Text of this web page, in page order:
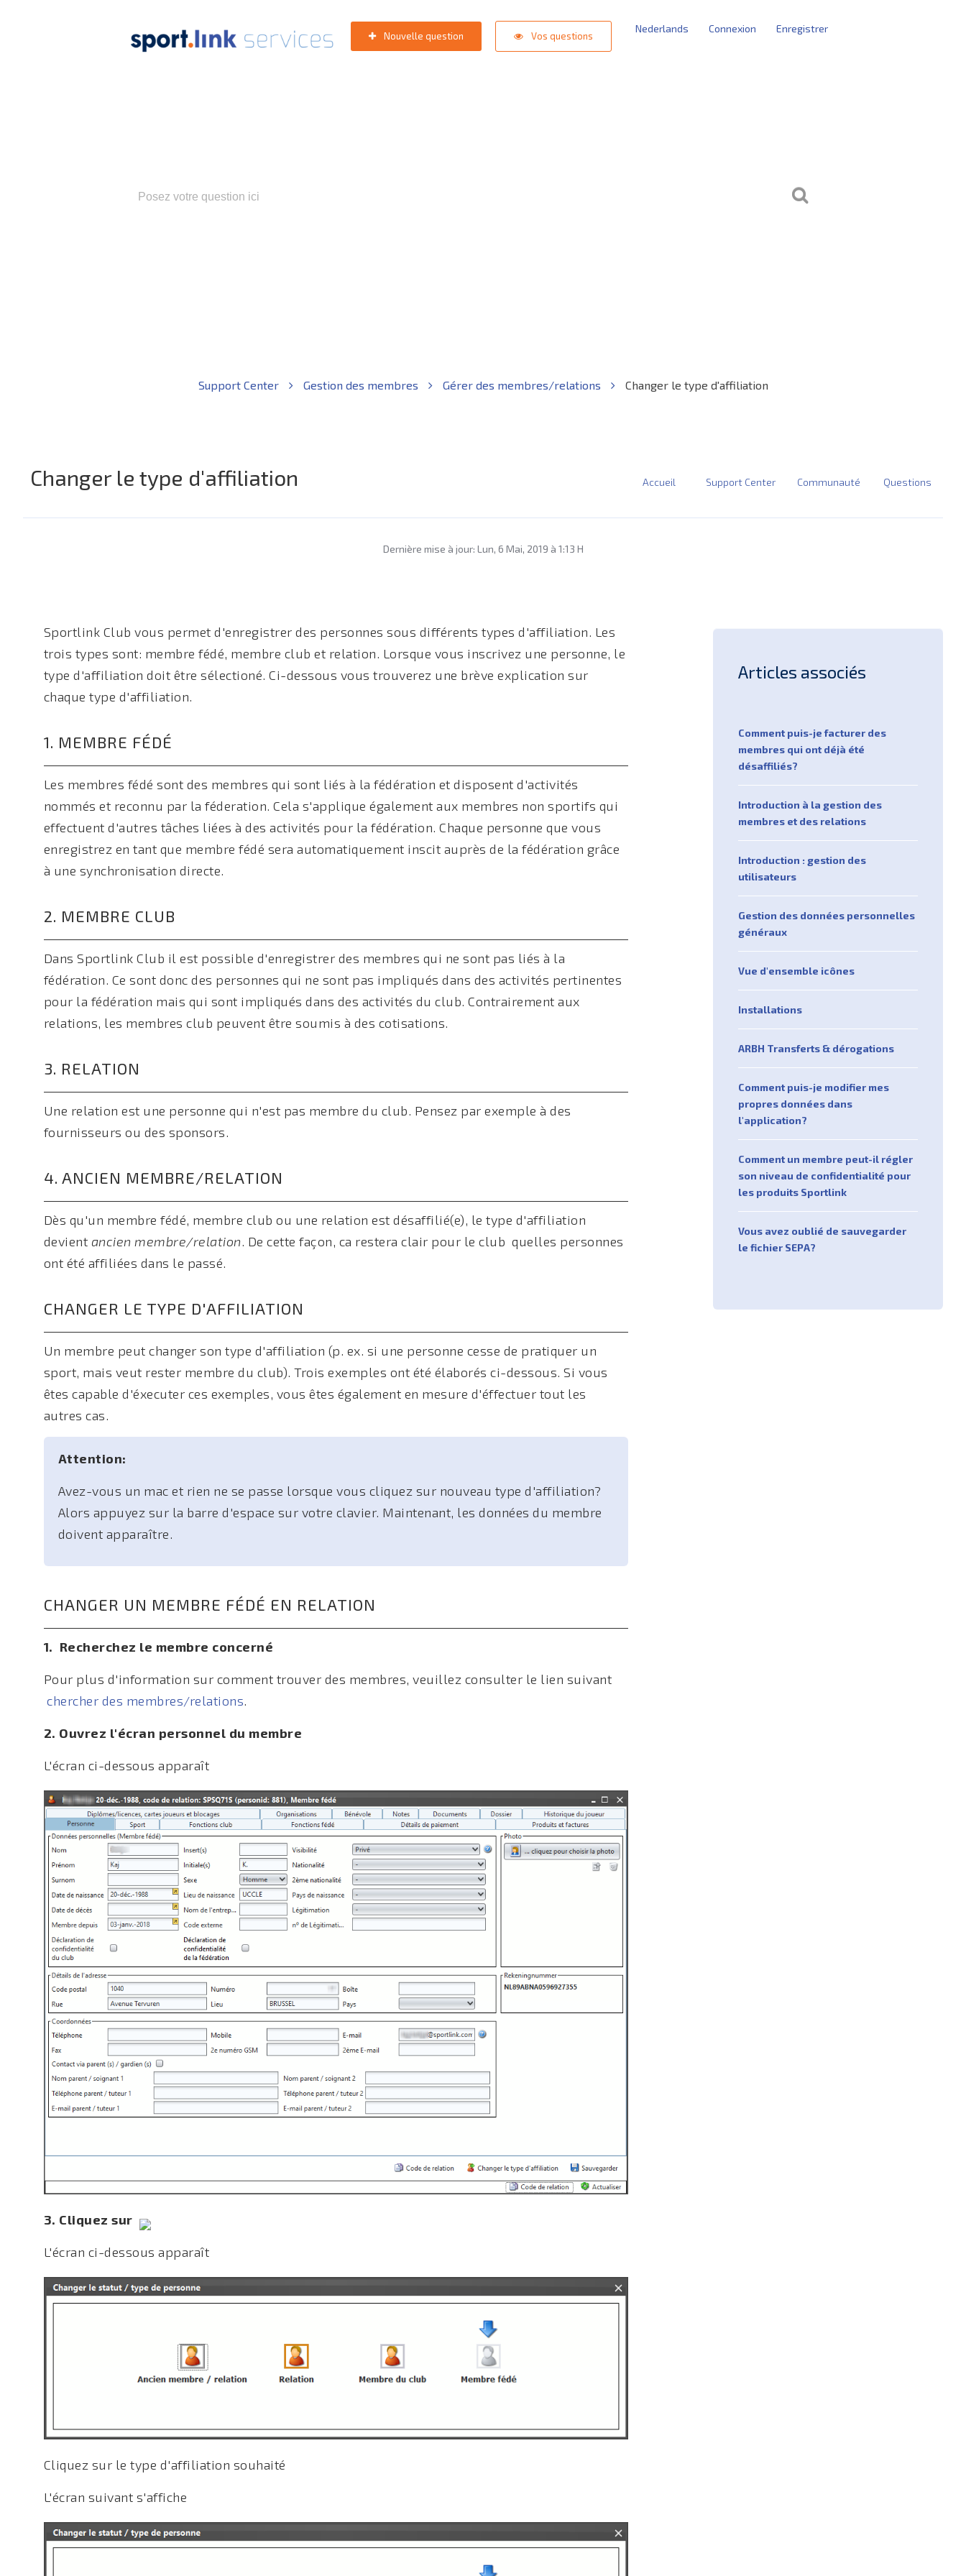
Nouvelle question Vos questions
Nederlands Connexion Enregistrer
Support Center Gestion des membres Gérer des membres/relations Changer le type d'affiliation
Changer le type d'affiliation Accueil Support Center Communauté Questions
Dernière mise à jour: Lun, 6 Mai, 2019 à 1:13 H
Sportlink Club vous permet d'enregistrer des personnes sous différents types d'affiliation. Les
trois types sont: membre fédé, membre club et relation. Lorsque vous inscrivez une personne, le
type d'affiliation doit être sélectioné. Ci-dessous vous trouverez une brève explication sur
chaque type d'affiliation.
1. MEMBRE FÉDÉ
Les membres fédé sont des membres qui sont liés à la fédération et disposent d'activités
nommés et reconnu par la féderation. Cela s'applique également aux membres non sportifs qui
effectuent d'autres tâches liées à des activités pour la fédération. Chaque personne que vous
enregistrez en tant que membre fédé sera automatiquement inscit auprès de la fédération grâce
à une synchronisation directe.
2. MEMBRE CLUB
Dans Sportlink Club il est possible d'enregistrer des membres qui ne sont pas liés à la
fédération. Ce sont donc des personnes qui ne sont pas impliqués dans des activités pertinentes
pour la fédération mais qui sont impliqués dans des activités du club. Contrairement aux
relations, les membres club peuvent être soumis à des cotisations.
3. RELATION
Une relation est une personne qui n'est pas membre du club. Pensez par exemple à des
fournisseurs ou des sponsors.
4. ANCIEN MEMBRE/RELATION
Dès qu'un membre fédé, membre club ou une relation est désaffilié(e), le type d'affiliation
devient ancien membre/relation. De cette façon, ca restera clair pour le club quelles personnes
ont été affiliées dans le passé.
CHANGER LE TYPE D'AFFILIATION
Un membre peut changer son type d'affiliation (p. ex. si une personne cesse de pratiquer un
sport, mais veut rester membre du club). Trois exemples ont été élaborés ci-dessous. Si vous
êtes capable d'éxecuter ces exemples, vous êtes également en mesure d'éffectuer tout les
autres cas.
Attention:
Avez-vous un mac et rien ne se passe lorsque vous cliquez sur nouveau type d'affiliation?
Alors appuyez sur la barre d'espace sur votre clavier. Maintenant, les données du membre
doivent apparaître.
CHANGER UN MEMBRE FÉDÉ EN RELATION
1. Recherchez le membre concerné
Pour plus d'information sur comment trouver des membres, veuillez consulter le lien suivant
chercher des membres/relations.
2. Ouvrez l'écran personnel du membre
L'écran ci-dessous apparaît
3. Cliquez sur
L'écran ci-dessous apparaît
Cliquez sur le type d'affiliation souhaité
L'écran suivant s'affiche
Articles associés
Comment puis-je facturer des
membres qui ont déjà été
désaffiliés?
Introduction à la gestion des
membres et des relations
Introduction : gestion des
utilisateurs
Gestion des données personnelles
généraux
Vue d'ensemble icônes
Installations
ARBH Transferts & dérogations
Comment puis-je modifier mes
propres données dans
l'application?
Comment un membre peut-il régler
son niveau de confidentialité pour
les produits Sportlink
Vous avez oublié de sauvegarder
le fichier SEPA?